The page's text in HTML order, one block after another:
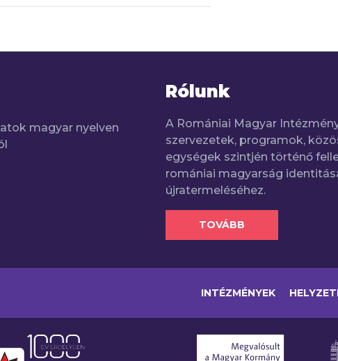
magyar nyelven
Rólunk
A Romániai Magyar
szervezetek, programok,
egységek szintjén történő
romániai magyarság
újratermeléséhez.
TOVÁBB
INTÉZMÉNYEK